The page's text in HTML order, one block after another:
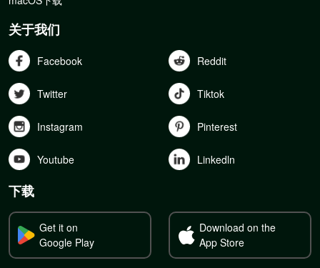
关于我们
Facebook Reddit
Twitter Tiktok
Instagram Pinterest
Youtube Linkedln
下载
Get it on
Google Play
Download on the
App Store